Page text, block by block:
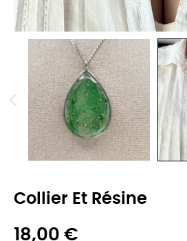
Collier Et Résine
18,00 €